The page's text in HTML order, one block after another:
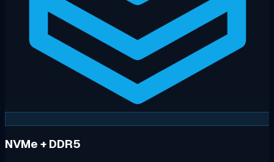
NVMe + DDR5